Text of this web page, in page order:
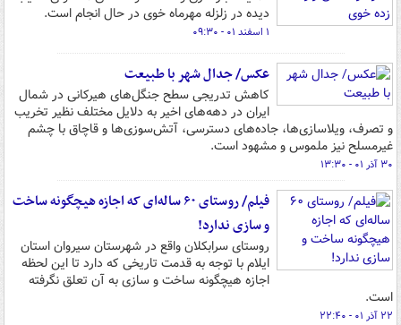
دیده در زلزله مهرماه خوی در حال انجام است.
۱ اسفند ۰۱ - ۰۹:۳۰
عکس/ جدال شهر با طبیعت
کاهش تدریجی سطح جنگل‌های هیرکانی در شمال
ایران در دهه‌های اخیر به دلایل مختلف نظیر تخریب
و تصرف، ویلاسازی‌ها، جاده‌های دسترسی، آتش‌سوزی‌ها و قاچاق با چشم
غیرمسلح نیز ملموس و مشهود است.
۳۰ آذر ۰۱ - ۱۳:۳۰
فیلم/ روستای ۶۰ ساله‌ای که اجازه هیچگونه ساخت
و سازی ندارد!
روستای سرابکلان واقع در شهرستان سیروان استان
ایلام با توجه به قدمت تاریخی که دارد تا این لحظه
اجازه هیچگونه ساخت و سازی به آن تعلق نگرفته
است.
۲۲ آذر ۰۱ - ۲۲:۴۰